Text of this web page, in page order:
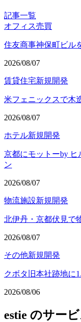
記事一覧
オフィス売買
住友商事神保町ビル
2026/08/07
賃貸住宅新規開発
米フェニックスで木
2026/08/07
ホテル新規開発
京都にモットーby ヒ
ン
2026/08/07
物流施設新規開発
北伊丹・京都伏見で
2026/08/07
その他新規開発
クボタ旧本社跡地に
2026/08/06
estie のサー